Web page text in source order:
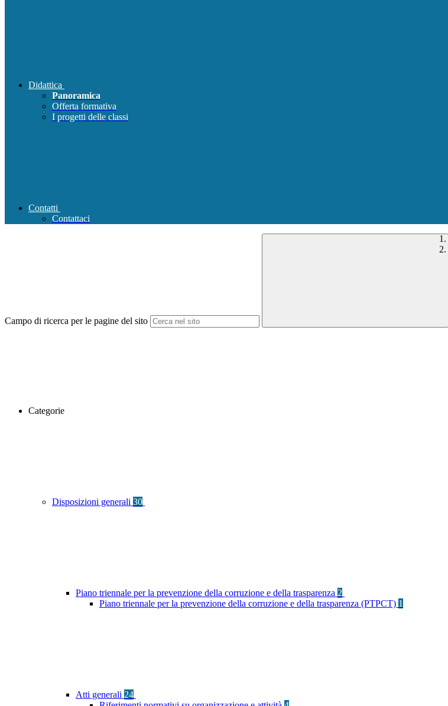
Didattica
Panoramica
Offerta formativa
I progetti delle classi
Contatti
Contattaci
Campo di ricerca per le pagine del sito
Categorie
Disposizioni generali 30
Piano triennale per la prevenzione della corruzione e della trasparenza 2
Piano triennale per la prevenzione della corruzione e della trasparenza (PTPCT) 1
Atti generali 24